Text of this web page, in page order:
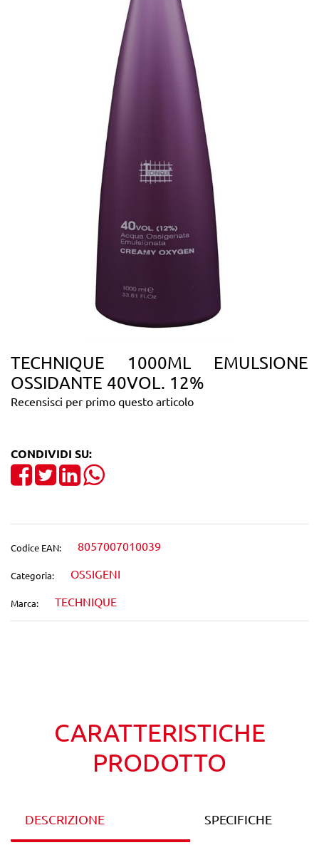
TECHNIQUE 1000ML EMULSIONE
OSSIDANTE 40VOL. 12%
Recensisci per primo questo articolo
CONDIVIDI SU:
Share on Facebook
TweetShare on LinkedIn
Codice EAN: 8057007010039
Categoria: OSSIGENI
Marca: TECHNIQUE
CARATTERISTICHE
PRODOTTO
DESCRIZIONE SPECIFICHE